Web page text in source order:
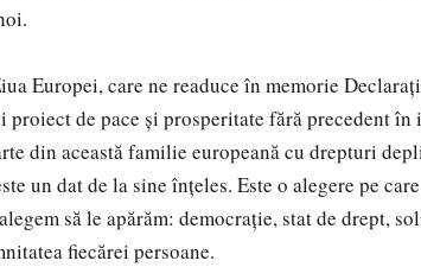
Europei, care ne readuce în memorie
proiect de pace și prosperitate fără precedent
din această familie europeană cu drepturi
un dat de la sine înțeles. Este o alegere pe
să le apărăm: democrație, stat de drept,
fiecărei persoane.